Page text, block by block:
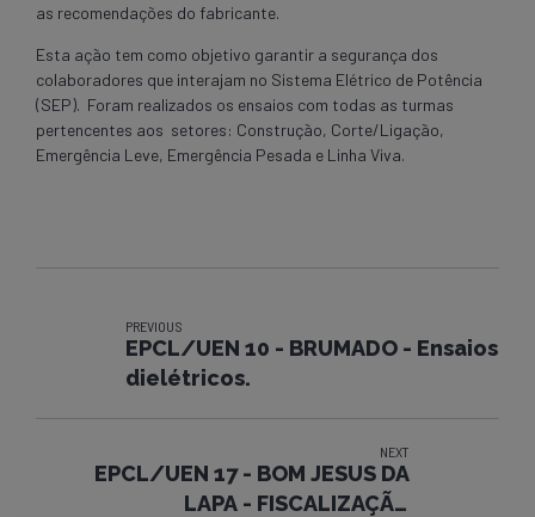
as recomendações do fabricante.
Esta ação tem como objetivo garantir a segurança dos
colaboradores que interajam no Sistema Elétrico de Potência
(SEP). Foram realizados os ensaios com todas as turmas
pertencentes aos setores: Construção, Corte/Ligação,
Emergência Leve, Emergência Pesada e Linha Viva.
PREVIOUS
EPCL/UEN 10 - BRUMADO - Ensaios
dielétricos.
NEXT
EPCL/UEN 17 - BOM JESUS DA
LAPA - FISCALIZAÇÃO